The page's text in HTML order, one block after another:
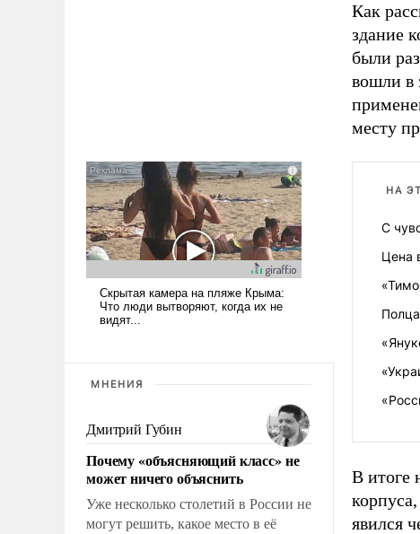
МНЕНИЯ
Дмитрий Губин
Почему «объясняющий класс» не
может ничего объяснить
Уже несколько столетий в России не
могут решить, какое место в её
Как
здание
были
вошли в
месту
НА
С
Цена
В итоге
явился